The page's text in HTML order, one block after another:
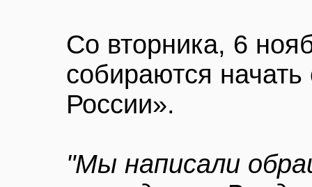
Со вторника, 6
собираются
России».
"Мы написали